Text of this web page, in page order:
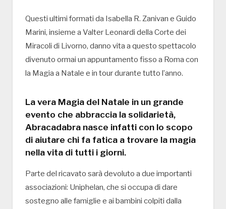
Questi ultimi formati da Isabella R. Zanivan e Guido
Marini, insieme a Valter Leonardi della Corte dei
Miracoli di Livorno, danno vita a questo spettacolo
divenuto ormai un appuntamento fisso a Roma con
la Magia a Natale e in tour durante tutto l’anno.
La vera Magia del Natale in un grande
evento che abbraccia la solidarietà,
Abracadabra nasce infatti con lo scopo
di aiutare chi fa fatica a trovare la magia
nella vita di tutti i giorni.
Parte del ricavato sarà devoluto a due importanti
associazioni: Uniphelan, che si occupa di dare
sostegno alle famiglie e ai bambini colpiti dalla